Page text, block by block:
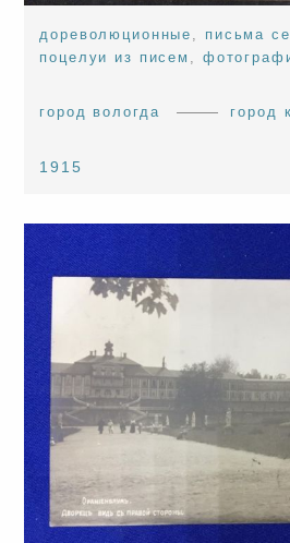
дореволюционные письма
поцелуи из писем
город вологда город
1915